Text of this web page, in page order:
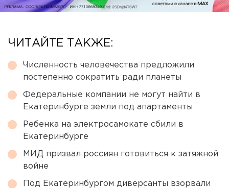
ЧИТАЙТЕ ТАКЖЕ:
Численность человечества предложили
постепенно сократить ради планеты
Федеральные компании не могут найти в
Екатеринбурге земли под апартаменты
Ребенка на электросамокате сбили в
Екатеринбурге
МИД призвал россиян готовиться к затяжной
войне
Под Екатеринбургом диверсанты взорвали